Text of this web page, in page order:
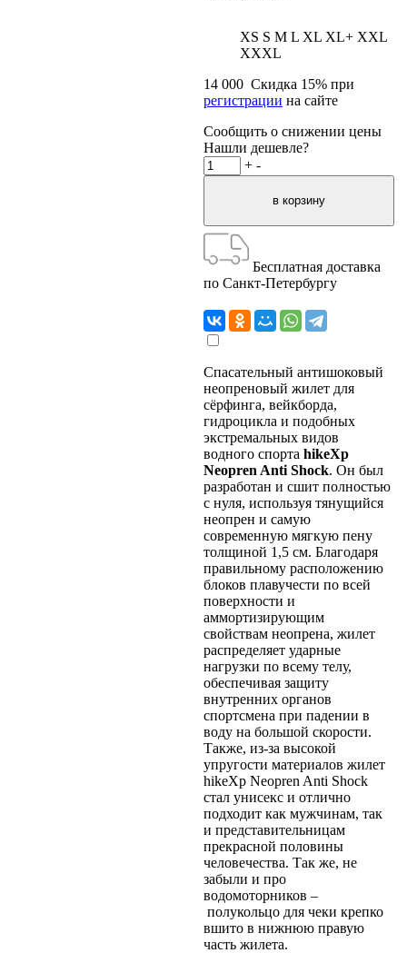
XS S M L XL XL+ XXL
XXXL
14 000 Скидка 15% при
регистрации на сайте
Сообщить о снижении цены
Нашли дешевле?
+ -
Бесплатная доставка
по Санкт-Петербургу
Спасательный антишоковый
неопреновый жилет для
сёрфинга, вейкборда,
гидроцикла и подобных
экстремальных видов
водного спорта hikeXp
Neopren Anti Shock. Он был
разработан и сшит полностью
с нуля, используя тянущийся
неопрен и самую
современную мягкую пену
толщиной 1,5 см. Благодаря
правильному расположению
блоков плавучести по всей
поверхности и
аммортизирующим
свойствам неопрена, жилет
распределяет ударные
нагрузки по всему телу,
обеспечивая защиту
внутренних органов
спортсмена при падении в
воду на большой скорости.
Также, из-за высокой
упругости материалов жилет
hikeXp Neopren Anti Shock
стал унисекс и отлично
подходит как мужчинам, так
и представительницам
прекрасной половины
человечества. Так же, не
забыли и про
водомоторников –
полукольцо для чеки крепко
вшито в нижнюю правую
часть жилета.